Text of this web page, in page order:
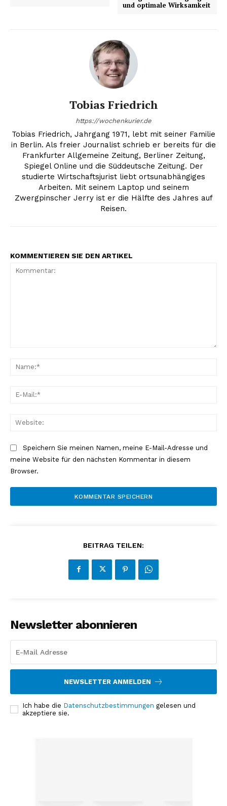
und optimale Wirksamkeit
Tobias Friedrich
https://wochenkurier.de
Tobias Friedrich, Jahrgang 1971, lebt mit seiner Familie
in Berlin. Als freier Journalist schrieb er bereits für die
Frankfurter Allgemeine Zeitung, Berliner Zeitung,
Spiegel Online und die Süddeutsche Zeitung. Der
studierte Wirtschaftsjurist liebt ortsunabhängiges
Arbeiten. Mit seinem Laptop und seinem
Zwergpinscher Jerry ist er die Hälfte des Jahres auf
Reisen.
KOMMENTIEREN SIE DEN ARTIKEL
Speichern Sie meinen Namen, meine E-Mail-Adresse und
meine Website für den nächsten Kommentar in diesem
Browser.
BEITRAG TEILEN:
Newsletter abonnieren
NEWSLETTER ANMELDEN
Ich habe die Datenschutzbestimmungen gelesen und
akzeptiere sie.